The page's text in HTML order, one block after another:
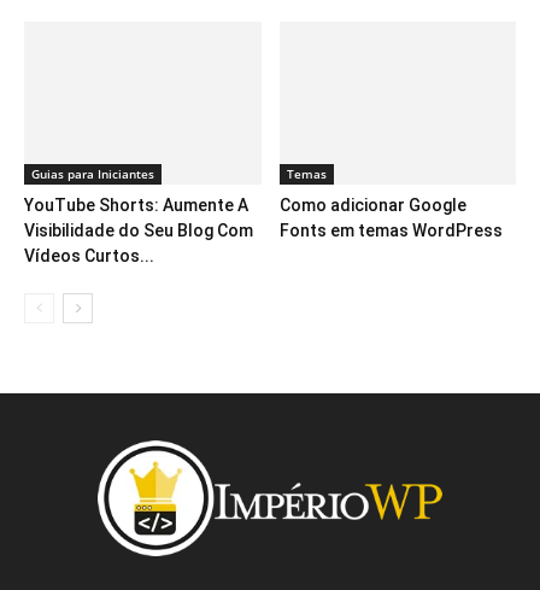
Guias para Iniciantes
YouTube Shorts: Aumente A
Visibilidade do Seu Blog Com
Vídeos Curtos...
Temas
Como adicionar Google
Fonts em temas WordPress